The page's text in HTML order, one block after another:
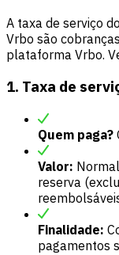
A taxa de serviço
Vrbo são
plataforma Vrbo.
1. Taxa de
Quem paga?
Valor:
reserva
Finalidade:
pagamentos